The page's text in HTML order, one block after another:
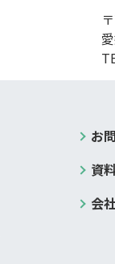
お
資
会